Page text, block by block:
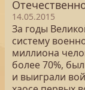
14.05.2015
За годы
систему
миллиона
более 70%,
и выиграли